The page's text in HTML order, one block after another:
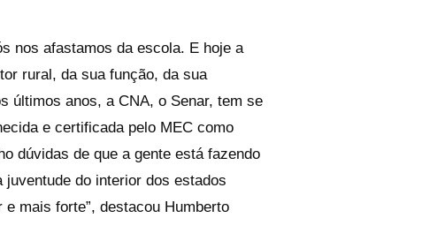
nos afastamos da escola. E hoje a
rural, da sua função, da sua
últimos anos, a CNA, o Senar, tem se
e certificada pelo MEC como
dúvidas de que a gente está fazendo
do interior dos estados
mais forte”, destacou Humberto